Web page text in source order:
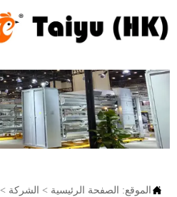
 الموقع: الصفحة الرئيسية > الشركة >